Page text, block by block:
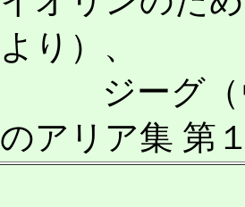
より）、
ジーグ（ヴ
のアリア集 第